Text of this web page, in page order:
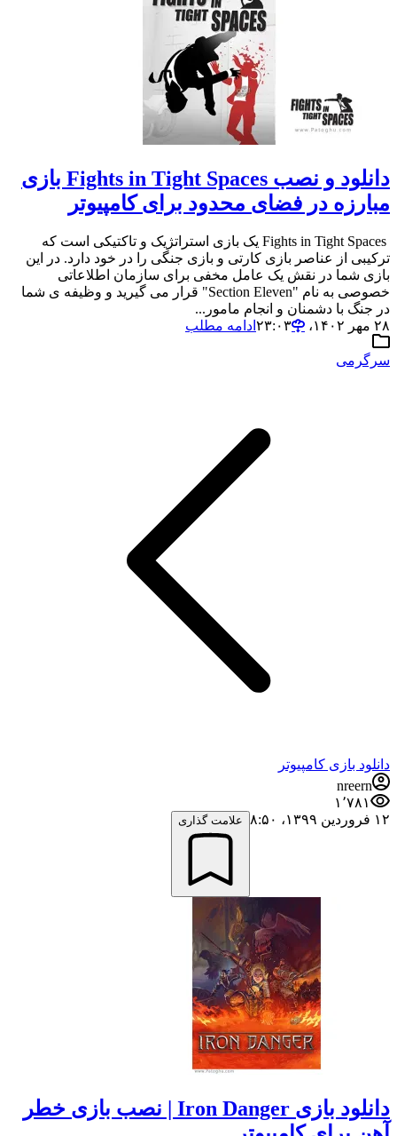
دانلود و نصب Fights in Tight Spaces بازی
مبارزه در فضای محدود برای کامپیوتر
Fights in Tight Spaces یک بازی استراتژیک و تاکتیکی است که
ترکیبی از عناصر بازی کارتی و بازی جنگی را در خود دارد. در این
بازی شما در نقش یک عامل مخفی برای سازمان اطلاعاتی
خصوصی به نام "Section Eleven" قرار می گیرید و وظیفه ی شما
در جنگ با دشمنان و انجام مامور...
۲۸ مهر ۱۴۰۲،‏ ۲۳:۰۳
ادامه مطلب
سرگرمی
دانلود بازی کامپیوتر
nreern
۱٬۷۸۱
۱۲ فروردین ۱۳۹۹،‏ ۸:۵۰
علامت گذاری
دانلود بازی Iron Danger | نصب بازی خطر